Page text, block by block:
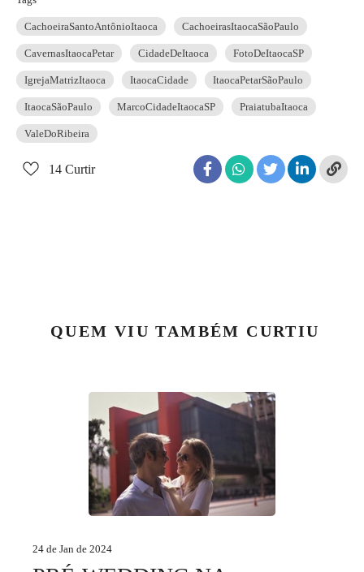
CachoeiraSantoAntônioItaoca CachoeirasItaocaSãoPaulo
CavernasItaocaPetar CidadeDeItaoca FotoDeItaocaSP
IgrejaMatrizItaoca ItaocaCidade ItaocaPetarSãoPaulo
ItaocaSãoPaulo MarcoCidadeItaocaSP PraiatubaItaoca
ValeDoRibeira
14 Curtir
QUEM VIU TAMBÉM CURTIU
24 de Jan de 2024